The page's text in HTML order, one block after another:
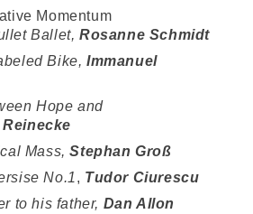
Momentum
Ballet, Rosanne Schmidt
Bike, Immanuel
Hope and
Mass, Stephan Groß
No.1 , Tudor Ciurescu
to his father, Dan Allon